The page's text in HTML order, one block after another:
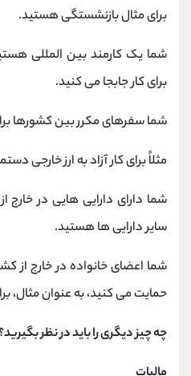
برای مثال بازنشستگی هستید.
شما یک کارمند بین المللی
برای کار جابجا می کنید.
شما سفرهای مکرر بین کشورها
مثلاً برای کار آزاد به ارز خارجی
شما دارای دارایی هایی در خارج
سایر دارایی ها هستید.
شما اعضای خانواده در خارج از
حمایت می کنید، به عنوان
چه چیز دیگری را باید در نظر بگیرید؟